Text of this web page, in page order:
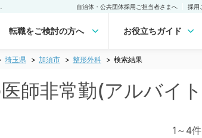
自治体・公共団体採用ご担当者さまへ 採用
転職をご検討の方へ お役立ちガイド
埼玉県 加須市 整形外科 検索結果
師非常勤(アルバイ
1～4